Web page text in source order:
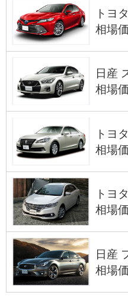
トヨ
相場
日産
相場
トヨ
相場
トヨ
相場
日産
相場